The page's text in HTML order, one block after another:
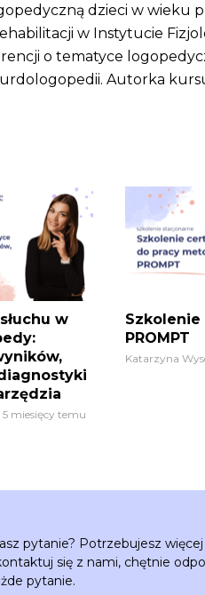
dzieci w wieku
w Instytucie
o tematyce
Autorka
w
5 miesięcy temu
PROMPT
Katarzyna
pytanie? Potrzebujesz
się z nami, chętnie
pytanie.